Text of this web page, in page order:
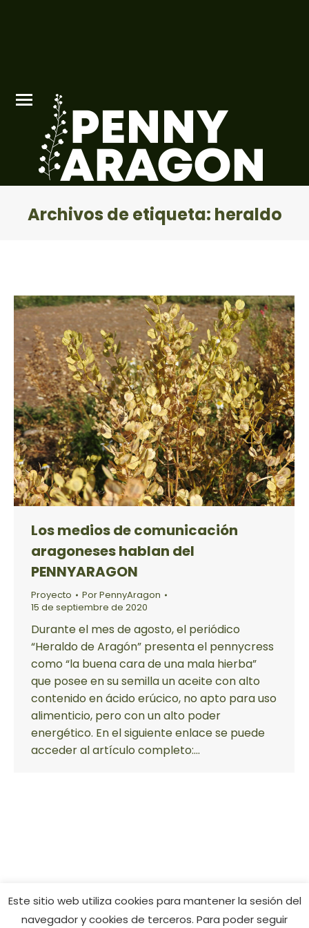
Archivos de etiqueta: heraldo
Los medios de comunicación
aragoneses hablan del
PENNYARAGON
Proyecto PorPennyAragon
15 de septiembre de 2020
Durante el mes de agosto, el periódico
“Heraldo de Aragón” presenta el pennycress
como “la buena cara de una mala hierba”
que posee en su semilla un aceite con alto
contenido en ácido erúcico, no apto para uso
alimenticio, pero con un alto poder
energético. En el siguiente enlace se puede
acceder al artículo completo:…
Este sitio web utiliza cookies para mantener la sesión del
navegador y cookies de terceros. Para poder seguir